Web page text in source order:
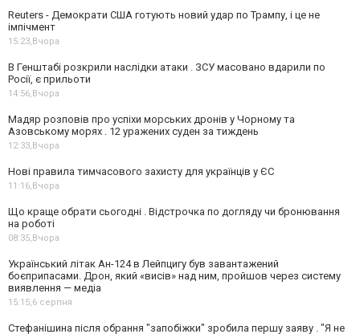
Reuters - Демократи США готують новий удар по Трампу, і це не
імпічмент
15:23,Вчора
В Генштабі розкрили наслідки атаки . ЗСУ масовано вдарили по
Росії, є прильоти
14:56,Вчора
Мадяр розповів про успіхи морських дронів у Чорному та
Азовському морях . 12 уражених суден за тиждень
12:33,Вчора
Нові правила тимчасового захисту для українців у ЄС
11:16,Вчора
Що краще обрати сьогодні . Відстрочка по догляду чи бронювання
на роботі
08:35,Вчора
Український літак Ан-124 в Лейпцигу був завантажений
боєприпасами. Дрон, який «висів» над ним, пройшов через систему
виявлення — медіа
15:15,6 серпня
Стефанішина після обрання "запобіжки" зробила першу заяву . "Я не